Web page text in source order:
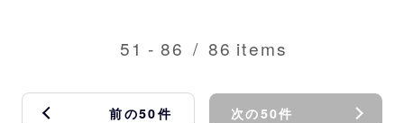
51 - 86 / 86 items
前の50件 次の50件